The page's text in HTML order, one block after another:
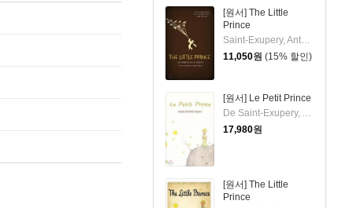
[원서] The Little
Prince
Saint-Exupery, Antoine de/ Howard, Richard (TRN)/ Maguire, Gregory (FRW)
11,050원 (15% 할인)
[원서] Le Petit Prince
De Saint-Exupery, Antoine
17,980원
[원서] The Little
Prince